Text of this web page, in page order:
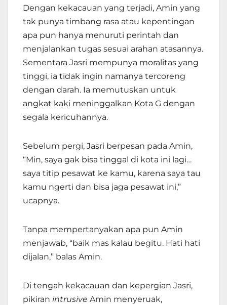
Dengan kekacauan yang terjadi, Amin yang
tak punya timbang rasa atau kepentingan
apa pun hanya menuruti perintah dan
menjalankan tugas sesuai arahan atasannya.
Sementara Jasri mempunya moralitas yang
tinggi, ia tidak ingin namanya tercoreng
dengan darah. Ia memutuskan untuk
angkat kaki meninggalkan Kota G dengan
segala kericuhannya.
Sebelum pergi, Jasri berpesan pada Amin,
“Min, saya gak bisa tinggal di kota ini lagi…
saya titip pesawat ke kamu, karena saya tau
kamu ngerti dan bisa jaga pesawat ini,”
ucapnya.
Tanpa mempertanyakan apa pun Amin
menjawab, “baik mas kalau begitu. Hati hati
dijalan,” balas Amin.
Di tengah kekacauan dan kepergian Jasri,
pikiran intrusive Amin menyeruak,